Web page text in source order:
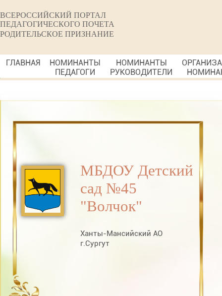
ВСЕРОССИЙСКИЙ ПОРТАЛ
ПЕДАГОГИЧЕСКОГО ПОЧЕТА
РОДИТЕЛЬСКОЕ ПРИЗНАНИЕ
ГЛАВНАЯ
НОМИНАНТЫ
ПЕДАГОГИ
НОМИНАНТЫ
РУКОВОДИТЕЛИ
МБДОУ Детский
сад №45
"Волчок"
Ханты-Мансийский АО
г.Сургут